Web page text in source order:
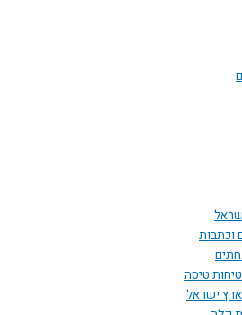
טיסה